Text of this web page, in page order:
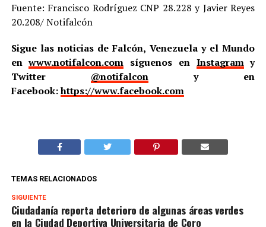
Fuente: Francisco Rodríguez CNP 28.228 y Javier Reyes
20.208/ Notifalcón
Sigue las noticias de Falcón, Venezuela y el Mundo
enwww.notifalcon.com síguenos en Instagramy
Twitter @notifalcony en
Facebook:https://www.facebook.com
TEMAS RELACIONADOS
SIGUIENTE
Ciudadanía reporta deterioro de algunas áreas verdes
en la Ciudad Deportiva Universitaria de Coro